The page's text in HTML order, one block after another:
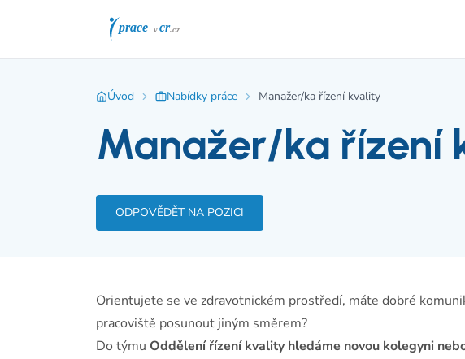
Úvod Nabídky práce Manažer/ka řízení kvality
Manažer/ka řízení
ODPOVĚDĚT NA POZICI
Orientujete se ve zdravotnickém prostředí, máte dobré
pracoviště posunout jiným směrem?
Do týmu Oddělení řízení kvality hledáme novou kolegyni